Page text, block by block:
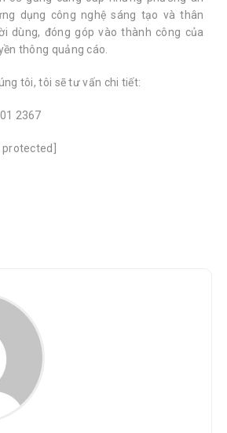
dụng công nghệ sáng tạo và thân
dùng, đóng góp vào thành công của
thông quảng cáo.
tôi, tôi sẽ tư vấn chi tiết:
2367